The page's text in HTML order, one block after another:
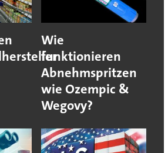
Wie
funktionieren
Abnehmspritzen
wie Ozempic &
Wegovy?